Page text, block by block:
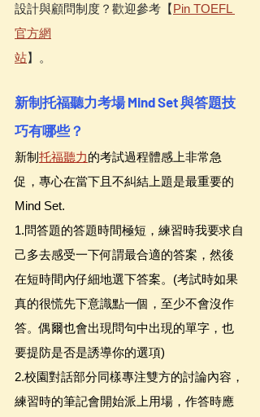
設計與顧問制度？歡迎參考【Pin TOEFL
官方網
站】。
新制托福聽力考場 Mind Set 與答題技
巧有哪些？
新制 托福聽力的考試過程體感上非常急
促，專心在當下且不糾結上題是最重要的
Mind Set.
1.問答題的答題時間極短，練習時我要求自
己多去感受一下何謂最合適的答案，然後
在短時間內仔細地選下答案。(考試時如果
真的很慌先下意識點一個，至少不會沒作
答。偶爾也會出現問句中出現的單字，也
要提防是否是誘導你的選項)
2.校園對話部分同樣專注雙方的討論內容，
練習時的筆記會開始派上用場，作答時應